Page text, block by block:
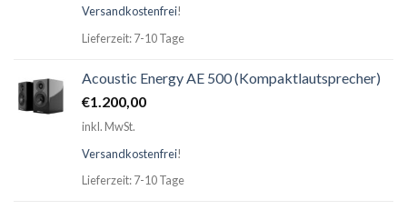
Versandkostenfrei!
Lieferzeit: 7-10 Tage
Acoustic Energy AE 500 (Kompaktlautsprecher)
€1.200,00
inkl. MwSt.
Versandkostenfrei!
Lieferzeit: 7-10 Tage